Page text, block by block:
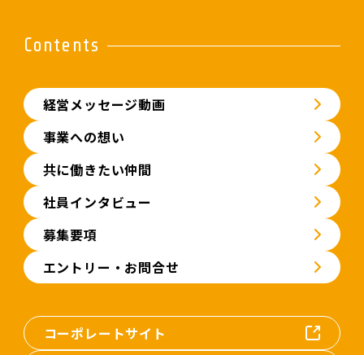
Contents
経営メッセージ動画
事業への想い
共に働きたい仲間
社員インタビュー
募集要項
エントリー・お問合せ
コーポレートサイト